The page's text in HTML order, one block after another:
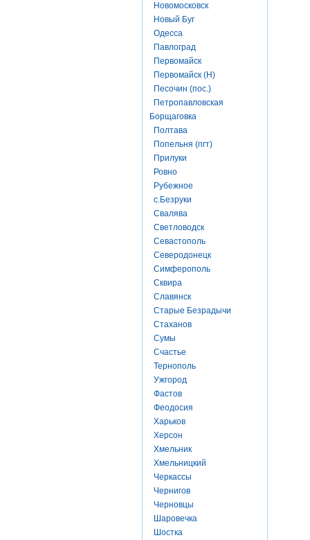
Новомосковск
Новый Буг
Одесса
Павлоград
Первомайск
Первомайск (Н)
Песочин (пос.)
Петропавловская
Борщаговка
Полтава
Попельня (пгт)
Прилуки
Ровно
Рубежное
с.Безруки
Свалява
Светловодск
Севастополь
Северодонецк
Симферополь
Сквира
Славянск
Старые Безрадычи
Стаханов
Сумы
Счастье
Тернополь
Ужгород
Фастов
Феодосия
Харьков
Херсон
Хмельник
Хмельницкий
Черкассы
Чернигов
Черновцы
Шаровечка
Шостка